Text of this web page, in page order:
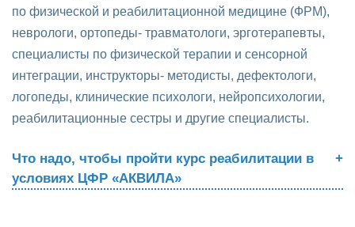
по физической и реабилитационной медицине (ФРМ),
неврологи, ортопеды- травматологи, эрготерапевты,
специалисты по физической терапии и сенсорной
интеграции, инструкторы- методисты, дефектологи,
логопеды, клинические психологи, нейропсихологии,
реабилитационные сестры и другие специалисты.
Что надо, чтобы пройти курс реабилитации в
условиях ЦФР «АКВИЛА»